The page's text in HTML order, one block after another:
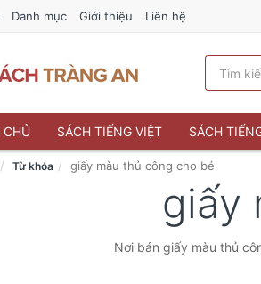
Danh mục Giới thiệu Liên hệ
CHỦ SÁCH TIẾNG VIỆT SÁCH
Từ khóa giấy màu thủ công cho bé
giấy
Nơi bán giấy màu thủ